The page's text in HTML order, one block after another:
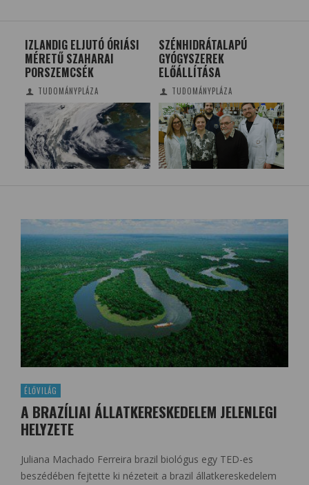
IZLANDIG ELJUTÓ ÓRIÁSI
MÉRETŰ SZAHARAI
PORSZEMCSÉK
TUDOMÁNYPLÁZA
SZÉNHIDRÁTALAPÚ
GYÓGYSZEREK
ELŐÁLLÍTÁSA
TUDOMÁNYPLÁZA
ÉLŐVILÁG
A BRAZÍLIAI ÁLLATKERESKEDELEM JELENLEGI
HELYZETE
Juliana Machado Ferreira brazil biológus egy TED-es
beszédében fejtette ki nézeteit a brazil állatkereskedelem